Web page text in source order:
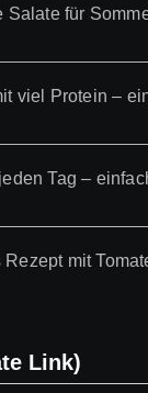
für
viel Protein –
Tag –
mit
Link)